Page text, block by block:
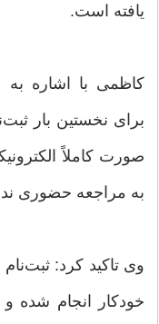
یافته است.
کاظمی با اشاره به
برای نخستین بار
صورت کاملاً
به مراجعه حضوری
وی تاکید کرد:
خودکار انجام شده و